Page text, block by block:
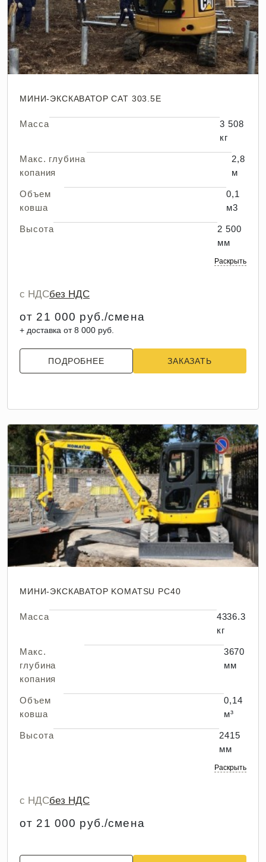
МИНИ-ЭКСКАВАТОР CAT 303.5E
Масса
3 508
кг
Макс. глубина
копания
2,8
м
Объем
ковша
0,1
м3
Высота
2 500
мм
Раскрыть
с НДСбез НДС
от 21 000 руб./смена
+ доставка от 8 000 руб.
ПОДРОБНЕЕ ЗАКАЗАТЬ
МИНИ-ЭКСКАВАТОР KOMATSU PC40
Масса
4336.3
кг
Макс.
глубина
копания
3670
мм
Объем
ковша
0,14
м³
Высота
2415
мм
Раскрыть
с НДСбез НДС
от 21 000 руб./смена